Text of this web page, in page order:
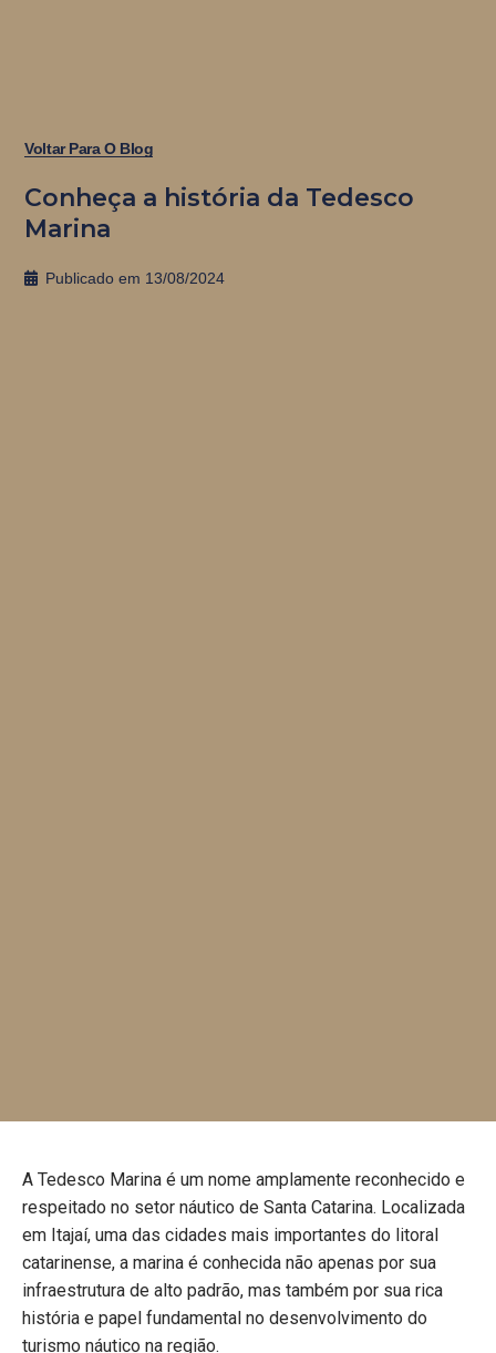
Voltar Para O Blog
Conheça a história da Tedesco
Marina
Publicado em 13/08/2024
A Tedesco Marina é um nome amplamente reconhecido e
respeitado no setor náutico de Santa Catarina. Localizada
em Itajaí, uma das cidades mais importantes do litoral
catarinense, a marina é conhecida não apenas por sua
infraestrutura de alto padrão, mas também por sua rica
história e papel fundamental no desenvolvimento do
turismo náutico na região.